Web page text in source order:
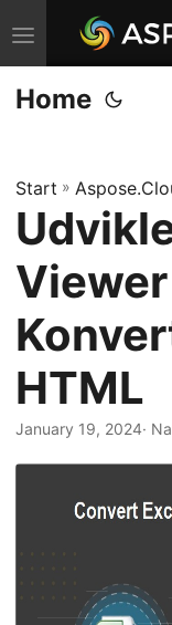
S
k
i
n
i
g
a
t
i
o
n
Home
Start »
HTML
January 19, 2024·